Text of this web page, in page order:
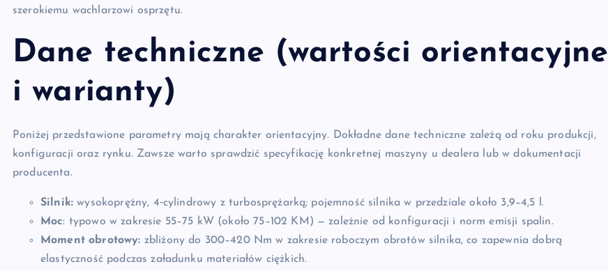
szerokiemu wachlarzowi osprzętu.
Dane techniczne (wartości orientacyjne
i warianty)
Poniżej przedstawione parametry mają charakter orientacyjny. Dokładne dane techniczne zależą od roku produkcji,
konfiguracji oraz rynku. Zawsze warto sprawdzić specyfikację konkretnej maszyny u dealera lub w dokumentacji
producenta.
Silnik: wysokoprężny, 4‑cylindrowy z turbosprężarką; pojemność silnika w przedziale około 3,9–4,5 l.
Moc: typowo w zakresie 55–75 kW (około 75–102 KM) — zależnie od konfiguracji i norm emisji spalin.
Moment obrotowy: zbliżony do 300–420 Nm w zakresie roboczym obrotów silnika, co zapewnia dobrą
elastyczność podczas załadunku materiałów ciężkich.